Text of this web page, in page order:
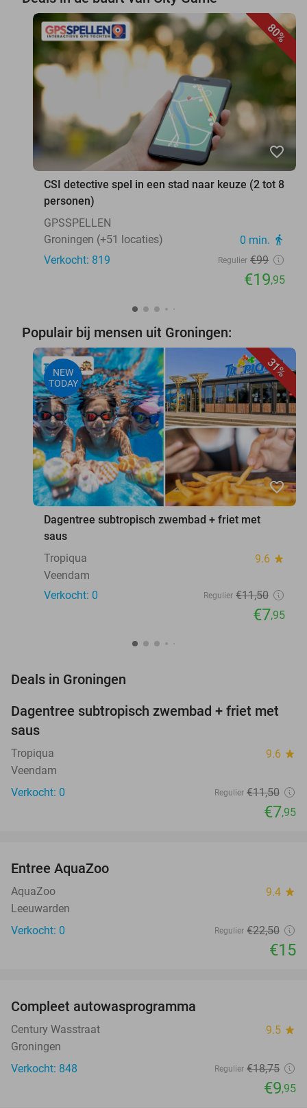
80%
favorite_border
CSI detective spel in een stad naar keuze (2 tot 8
personen)
GPSSPELLEN
Groningen (+51 locaties)
0 min. directions_walk
Verkocht: 819 Regulier €99
€19,95
Populair bij mensen uit Groningen:
31%
NEW
TODAY
favorite_border
Dagentree subtropisch zwembad + friet met
saus
Tropiqua
9.6 star
Veendam
Verkocht: 0
Regulier €11,50
€7,95
Deals in Groningen
31%
NEW
TODAY
Dagentree subtropisch zwembad + friet met
saus
Tropiqua 9.6 star
Veendam
Verkocht: 0
Regulier €11,50
€7,95
TODAY
Entree AquaZoo
AquaZoo 9.4 star
Leeuwarden
Verkocht: 0
Regulier €22,50
€15
Compleet autowasprogramma
Century Wasstraat 9.5 star
Groningen
Verkocht: 848
Regulier €18,75
€9,95